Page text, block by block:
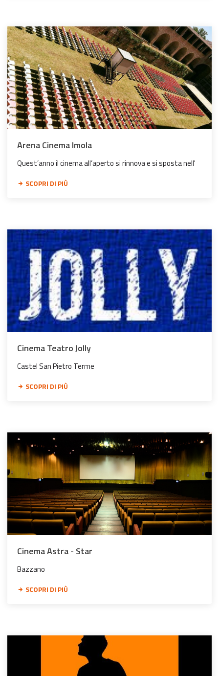
Arena Cinema Imola
Quest’anno il cinema all’aperto si rinnova e si sposta nell'
SCOPRI DI PIÙ
Cinema Teatro Jolly
Castel San Pietro Terme
SCOPRI DI PIÙ
Cinema Astra - Star
Bazzano
SCOPRI DI PIÙ